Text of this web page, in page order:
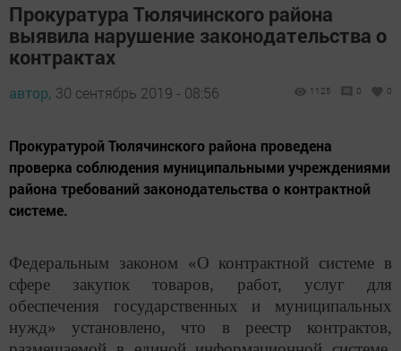
Прокуратура Тюлячинского района
выявила нарушение законодательства о
контрактах
автор, 30 сентябрь 2019 - 08:56 1125 0 0
Прокуратурой Тюлячинского района проведена
проверка соблюдения муниципальными учреждениями
района требований законодательства о контрактной
системе.
Федеральным законом «О контрактной системе в
сфере закупок товаров, работ, услуг для
обеспечения государственных и муниципальных
нужд» установлено, что в реестр контрактов,